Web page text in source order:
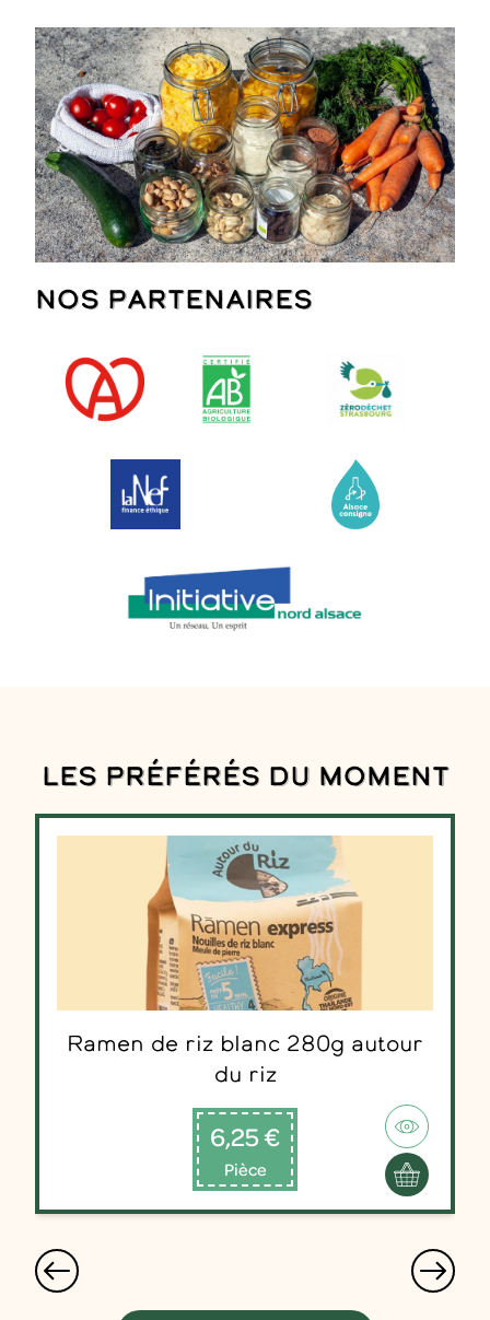
Nos partenaires
Les préférés du moment
Ramen de riz blanc 280g autour
du riz
6,25 €
Pièce